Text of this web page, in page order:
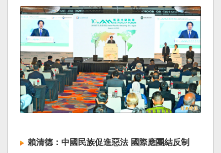
賴清德：中國民族促進惡法 國際應團結反制